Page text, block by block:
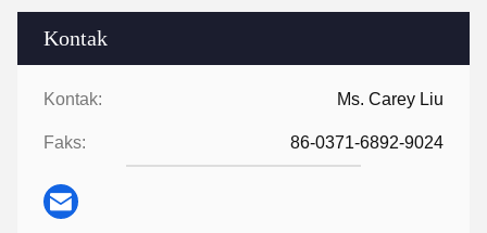
Kontak
Kontak: Ms. Carey Liu
Faks: 86-0371-6892-9024